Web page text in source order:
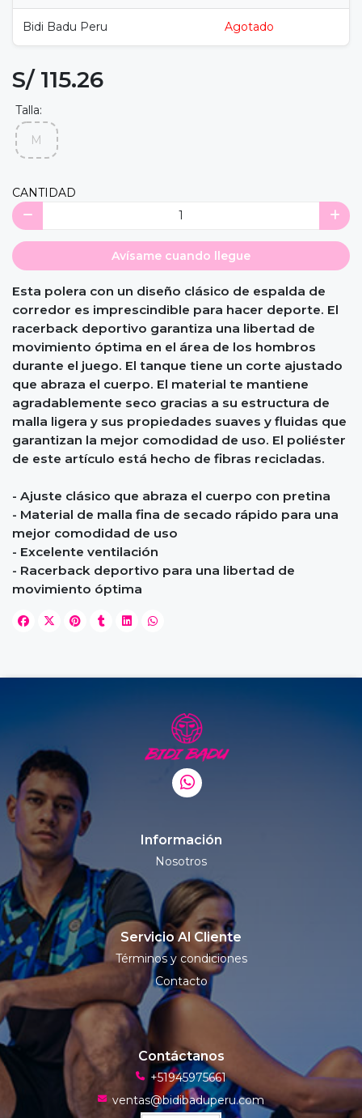
Bidi Badu Peru Agotado
S/ 115.26
Talla:
M
CANTIDAD
Avísame cuando llegue
Esta polera con un diseño clásico de espalda de
corredor es imprescindible para hacer deporte. El
racerback deportivo garantiza una libertad de
movimiento óptima en el área de los hombros
durante el juego. El tanque tiene un corte ajustado
que abraza el cuerpo. El material te mantiene
agradablemente seco gracias a su estructura de
malla ligera y sus propiedades suaves y fluidas que
garantizan la mejor comodidad de uso. El poliéster
de este artículo está hecho de fibras recicladas.
- Ajuste clásico que abraza el cuerpo con pretina
- Material de malla fina de secado rápido para una
mejor comodidad de uso
- Excelente ventilación
- Racerback deportivo para una libertad de
movimiento óptima
Información
Nosotros
Servicio Al Cliente
Términos y condiciones
Contacto
Contáctanos
+51945975661
ventas@bidibaduperu.com